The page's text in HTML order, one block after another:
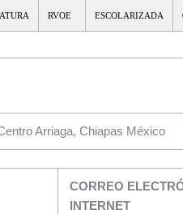
RVOE ESCOLARIZADA
Arriaga, Chiapas México
CORREO
INTERNET